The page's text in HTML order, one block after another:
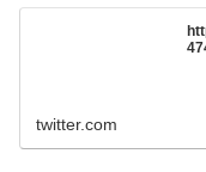
twitter.com